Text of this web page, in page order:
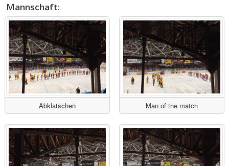
Mannschaft:
Abklatschen Man of the match